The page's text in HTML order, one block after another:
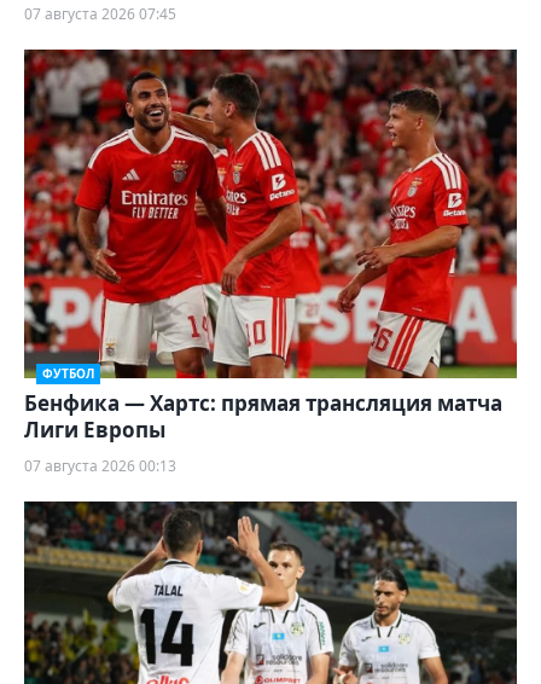
07 августа 2026 07:45
ФУТБОЛ
Бенфика — Хартс: прямая трансляция матча
Лиги Европы
07 августа 2026 00:13